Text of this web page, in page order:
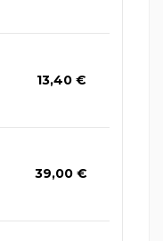
13,40 €
39,00 €